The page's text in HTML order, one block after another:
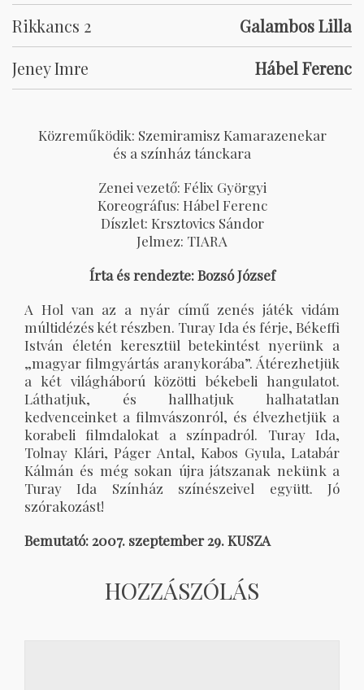
Rikkancs 2
Galambos Lilla
Jeney Imre
Hábel Ferenc
Közreműködik: Szemiramisz Kamarazenekar
és a színház tánckara
Zenei vezető: Félix Györgyi
Koreográfus: Hábel Ferenc
Díszlet: Krsztovics Sándor
Jelmez: TIARA
Írta és rendezte: Bozsó József
A Hol van az a nyár című zenés játék vidám
múltidézés két részben. Turay Ida és férje, Békeffi
István életén keresztül betekintést nyerünk a
„magyar filmgyártás aranykorába”. Átérezhetjük
a két világháború közötti békebeli hangulatot.
Láthatjuk, és hallhatjuk halhatatlan
kedvenceinket a filmvászonról, és élvezhetjük a
korabeli filmdalokat a színpadról. Turay Ida,
Tolnay Klári, Páger Antal, Kabos Gyula, Latabár
Kálmán és még sokan újra játszanak nekünk a
Turay Ida Színház színészeivel együtt. Jó
szórakozást!
Bemutató: 2007. szeptember 29. KUSZA
HOZZÁSZÓLÁS